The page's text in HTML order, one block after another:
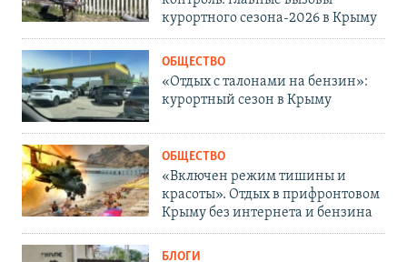
курортного сезона-2026 в Крыму
ОБЩЕСТВО
«Отдых с талонами на бензин»:
курортный сезон в Крыму
ОБЩЕСТВО
«Включен режим тишины и
красоты». Отдых в прифронтовом
Крыму без интернета и бензина
БЛОГИ